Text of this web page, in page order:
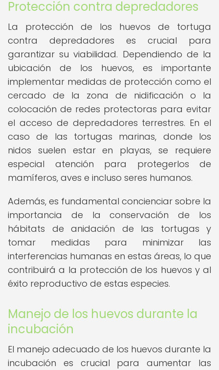
Protección contra depredadores
La protección de los huevos de tortuga
contra depredadores es crucial para
garantizar su viabilidad. Dependiendo de la
ubicación de los huevos, es importante
implementar medidas de protección como el
cercado de la zona de nidificación o la
colocación de redes protectoras para evitar
el acceso de depredadores terrestres. En el
caso de las tortugas marinas, donde los
nidos suelen estar en playas, se requiere
especial atención para protegerlos de
mamíferos, aves e incluso seres humanos.
Además, es fundamental concienciar sobre la
importancia de la conservación de los
hábitats de anidación de las tortugas y
tomar medidas para minimizar las
interferencias humanas en estas áreas, lo que
contribuirá a la protección de los huevos y al
éxito reproductivo de estas especies.
Manejo de los huevos durante la
incubación
El manejo adecuado de los huevos durante la
incubación es crucial para aumentar las